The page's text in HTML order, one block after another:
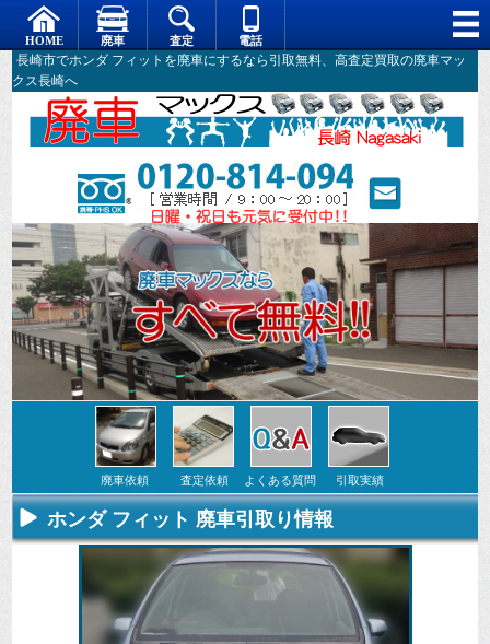
長崎市でホンダ フィットを廃車にするなら引取無料、高査定買取の廃車マッ
クス長崎へ
廃車依頼
不要になった
車の廃車手続
査定依頼
専門スタッフ
がしっかりと
査定いたしま
よくある質問
廃車全般に関
するよくある
質問
にお答えしま
引取実績
た車や下取り
の実績デー
タ。
ホンダ フィット 廃車引取り情報